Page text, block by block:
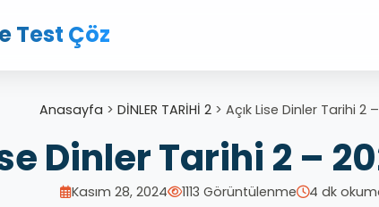
Test Çöz
Anasayfa > DİNLER TARİHİ 2> Açık Lise Dinler Tarihi 2
Dinler Tarihi 2 –
Kasım 28, 2024 1113 Görüntülenme 4 dk